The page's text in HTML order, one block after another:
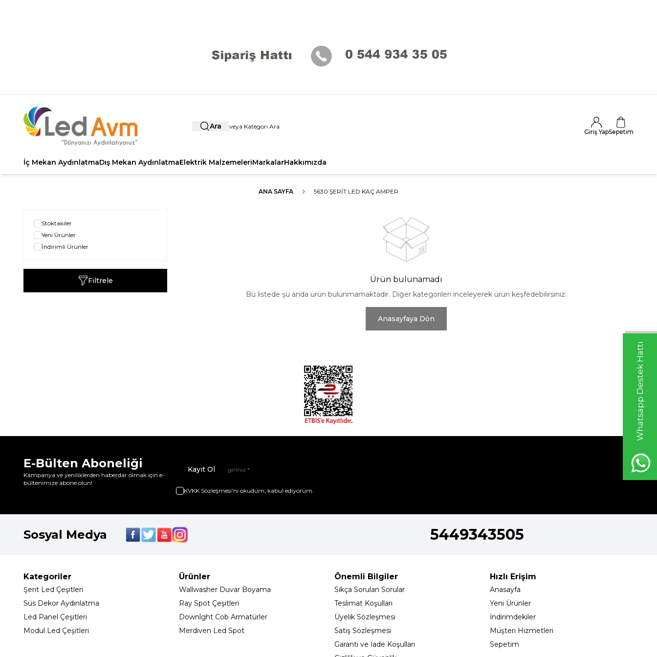
Whatsapp Destek Hattı
Ara
Giriş YapSepetim
İç Mekan AydınlatmaDış Mekan AydınlatmaElektrik MalzemeleriMarkalarHakkımızda
ANA SAYFA 5630 ŞERIT LED KAÇ AMPER
Stoktakiler
Yeni Ürünler
İndirimli Ürünler
Filtrele Ürün bulunamadı
Bu listede şu anda ürün bulunmamaktadır. Diğer kategorileri inceleyerek ürün keşfedebilirsiniz.
Anasayfaya Dön
E-Bülten Aboneliği
Kampanya ve yeniliklerden haberdar olmak için e-
bültenimize abone olun!
Kayıt Ol
KVKK Sözleşmesi'ni okudum, kabul ediyorum.
Sosyal Medya 5449343505
Kategoriler
Şerit Led Çeşitleri
Süs Dekor Aydınlatma
Led Panel Çeşitleri
Modul Led Çeşitleri
Ürünler
Wallwasher Duvar Boyama
Ray Spot Çeşitleri
Downlght Cob Armatürler
Merdiven Led Spot
Önemli Bilgiler
Sıkça Sorulan Sorular
Teslimat Koşulları
Üyelik Sözleşmesi
Satış Sözleşmesi
Garanti ve İade Koşulları
Hızlı Erişim
Anasayfa
Yeni Ürünler
İndirimdekiler
Müşteri Hizmetleri
Sepetim